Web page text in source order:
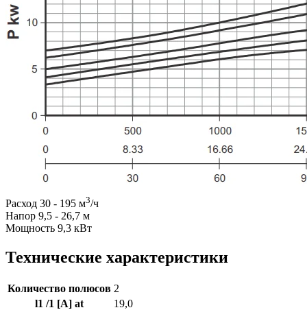
Расход 30 - 195 м3/ч
Напор 9,5 - 26,7 м
Мощность 9,3 кВт
Технические характеристики
Количество полюсов 2
l1 /1 [A] at
19,0